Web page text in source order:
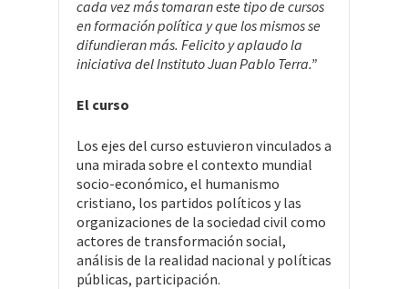
cada vez más tomaran este tipo de cursos
en formación política y que los mismos se
difundieran más. Felicito y aplaudo la
iniciativa del Instituto Juan Pablo Terra.”
El curso
Los ejes del curso estuvieron vinculados a
una mirada sobre el contexto mundial
socio-económico, el humanismo
cristiano, los partidos políticos y las
organizaciones de la sociedad civil como
actores de transformación social,
análisis de la realidad nacional y políticas
públicas, participación.